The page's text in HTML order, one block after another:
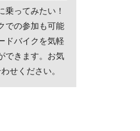
乗ってみたい！
での参加も可能
ドバイクを気軽
できます。お気
せください。